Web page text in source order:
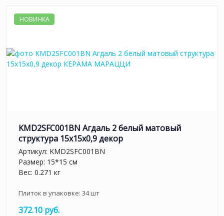
НОВИНКА
KMD2SFC001BN Агдаль 2 белый матовый
структура 15x15x0,9 декор
Артикул: KMD2SFC001BN
Размер: 15*15 см
Вес: 0.271 кг
Плиток в упаковке: 34шт
372.10 руб.